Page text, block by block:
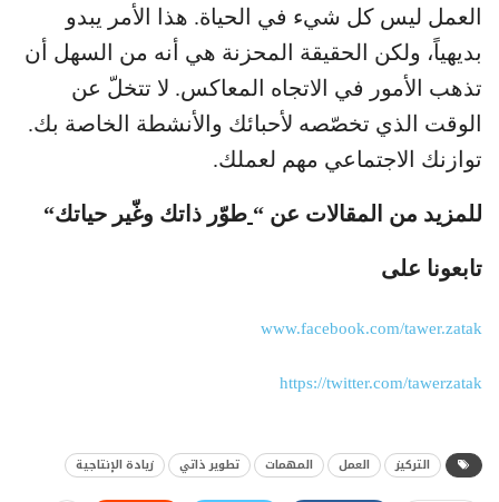
العمل ليس كل شيء في الحياة. هذا الأمر يبدو
بديهياً، ولكن الحقيقة المحزنة هي أنه من السهل أن
تذهب الأمور في الاتجاه المعاكس. لا تتخلّ عن
الوقت الذي تخصّصه لأحبائك والأنشطة الخاصة بك.
توازنك الاجتماعي مهم لعملك.
للمزيد من المقالات عن “ طوّر ذاتك وغّير حياتك“
تابعونا على
www.facebook.com/tawer.zatak
https://twitter.com/tawerzatak
التركيز العمل المهمات تطوير ذاتي زيادة الإنتاجية